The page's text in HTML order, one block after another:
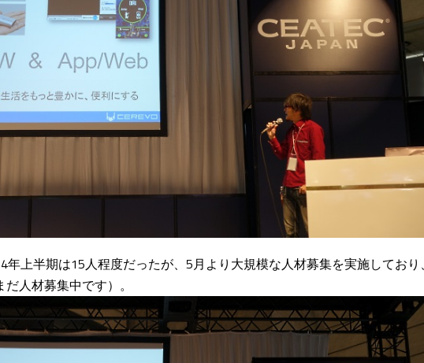
上半期は15人程度だったが、5月より大規模な人材募集を実施しており、
人材募集中です）。